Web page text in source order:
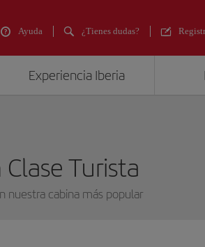
Ayuda ¿Tienes dudas?
Experiencia Iberia
Turista
nuestra cabina más popular